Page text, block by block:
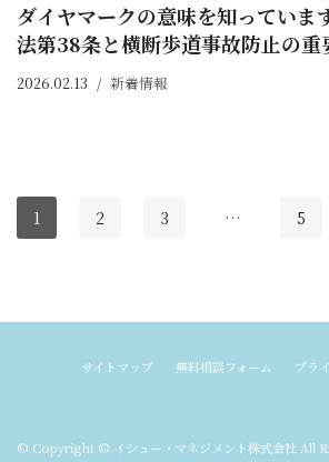
ダイヤマークの意味を知っていま
法第38条と横断歩道事故防止の重
2026.02.13 新着情報
1 2 3 … 5
サイトマップ 無料相談フォーム プラ
© Copyright © イシュー・マネジメント株式会社 All